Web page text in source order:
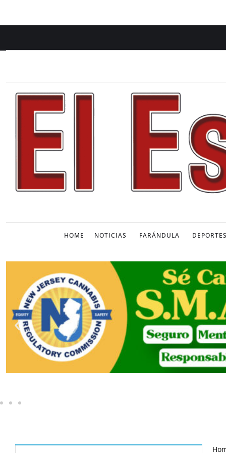
HOME NOTICIAS FARÁNDULA DEPORTES